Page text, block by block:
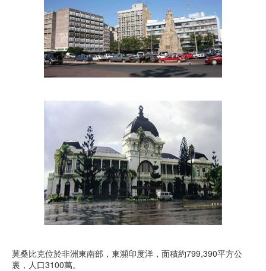
莫桑比克位於非洲東南部，東瀕印度洋，面積約799,390平方公
裏，人口3100萬。